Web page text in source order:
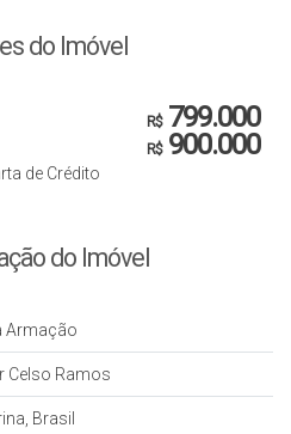
do Imóvel
R$799.000
R$900.000
de Crédito
do Imóvel
Armação
Celso Ramos
Brasil